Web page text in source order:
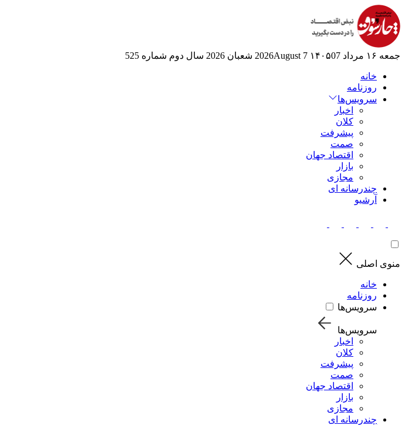
جمعه ۱۶ مرداد ۱۴۰۵ 07 2026August 7 شعبان 2026 سال دوم شماره 525
خانه
روزنامه
سرویس‌ها
اخبار
کلان
پیشرفت
صمت
اقتصاد جهان
بازار
مجازی
چندرسانه ای
آرشیو
منوی اصلی
خانه
روزنامه
سرویس‌ها
سرویس‌ها
اخبار
کلان
پیشرفت
صمت
اقتصاد جهان
بازار
مجازی
چندرسانه ای